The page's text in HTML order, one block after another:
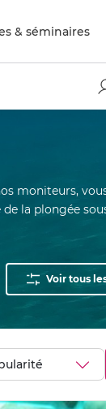
& séminaires
moniteurs,
la plongée
Voir tous